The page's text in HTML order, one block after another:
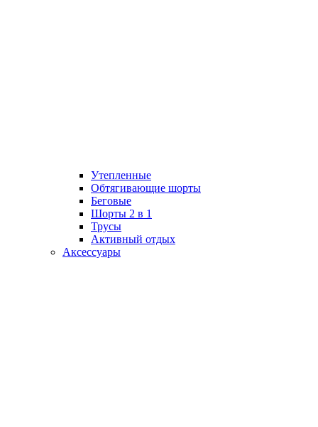
Утепленные
Обтягивающие шорты
Беговые
Шорты 2 в 1
Трусы
Активный отдых
Аксессуары